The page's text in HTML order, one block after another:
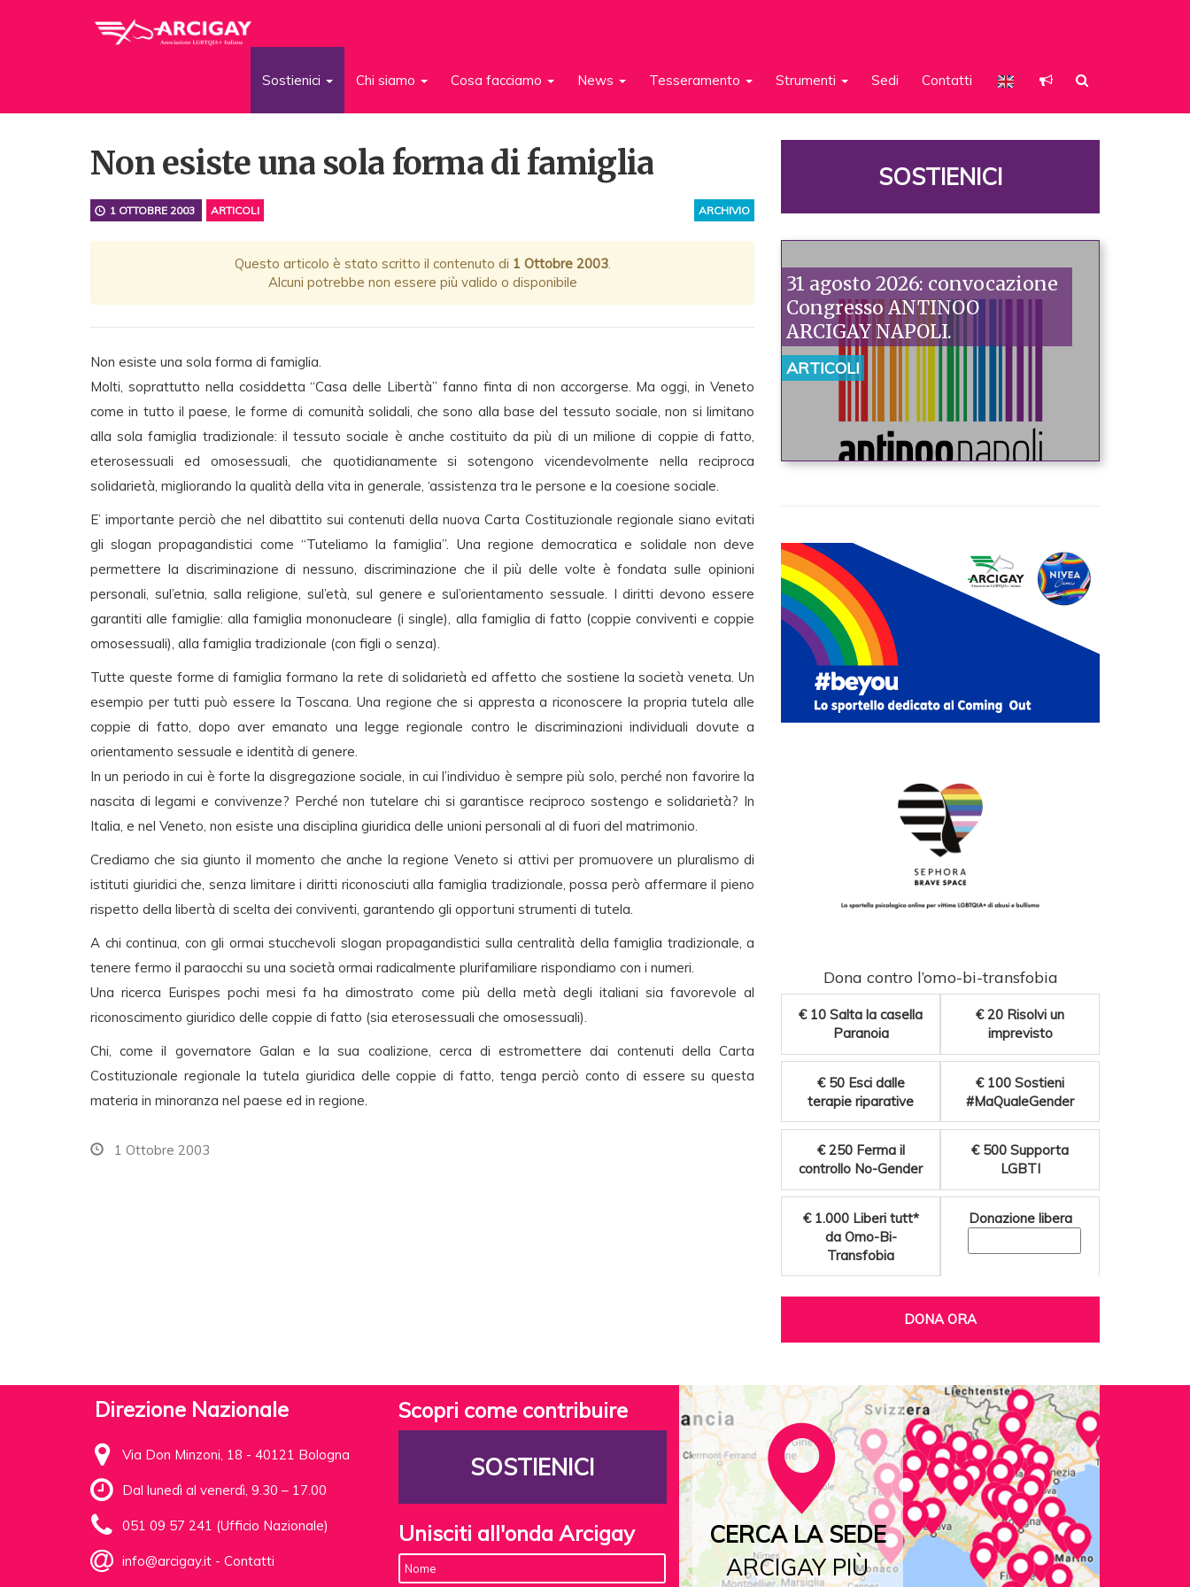
Sostienici Chi siamo Cosa facciamo News Tesseramento Strumenti Sedi Contatti
Non esiste una sola forma di famiglia
ARCHIVIO
1 OTTOBRE 2003 ARTICOLI
Questo articolo è stato scritto il contenuto di 1 Ottobre 2003.
Alcuni potrebbe non essere più valido o disponibile
Non esiste una sola forma di famiglia.
Molti, soprattutto nella cosiddetta “Casa delle Libertà” fanno finta di non accorgerse. Ma oggi, in Veneto
come in tutto il paese, le forme di comunità solidali, che sono alla base del tessuto sociale, non si limitano
alla sola famiglia tradizionale: il tessuto sociale è anche costituito da più di un milione di coppie di fatto,
eterosessuali ed omosessuali, che quotidianamente si sotengono vicendevolmente nella reciproca
solidarietà, migliorando la qualità della vita in generale, ‘assistenza tra le persone e la coesione sociale.
E’ importante perciò che nel dibattito sui contenuti della nuova Carta Costituzionale regionale siano evitati
gli slogan propagandistici come “Tuteliamo la famiglia”. Una regione democratica e solidale non deve
permettere la discriminazione di nessuno, discriminazione che il più delle volte è fondata sulle opinioni
personali, sul’etnia, salla religione, sul’età, sul genere e sul’orientamento sessuale. I diritti devono essere
garantiti alle famiglie: alla famiglia mononucleare (i single), alla famiglia di fatto (coppie conviventi e coppie
omosessuali), alla famiglia tradizionale (con figli o senza).
Tutte queste forme di famiglia formano la rete di solidarietà ed affetto che sostiene la società veneta. Un
esempio per tutti può essere la Toscana. Una regione che si appresta a riconoscere la propria tutela alle
coppie di fatto, dopo aver emanato una legge regionale contro le discriminazioni individuali dovute a
orientamento sessuale e identità di genere.
In un periodo in cui è forte la disgregazione sociale, in cui l’individuo è sempre più solo, perché non favorire la
nascita di legami e convivenze? Perché non tutelare chi si garantisce reciproco sostengo e solidarietà? In
Italia, e nel Veneto, non esiste una disciplina giuridica delle unioni personali al di fuori del matrimonio.
Crediamo che sia giunto il momento che anche la regione Veneto si attivi per promuovere un pluralismo di
istituti giuridici che, senza limitare i diritti riconosciuti alla famiglia tradizionale, possa però affermare il pieno
rispetto della libertà di scelta dei conviventi, garantendo gli opportuni strumenti di tutela.
A chi continua, con gli ormai stucchevoli slogan propagandistici sulla centralità della famiglia tradizionale, a
tenere fermo il paraocchi su una società ormai radicalmente plurifamiliare rispondiamo con i numeri.
Una ricerca Eurispes pochi mesi fa ha dimostrato come più della metà degli italiani sia favorevole al
riconoscimento giuridico delle coppie di fatto (sia eterosessuali che omosessuali).
Chi, come il governatore Galan e la sua coalizione, cerca di estromettere dai contenuti della Carta
Costituzionale regionale la tutela giuridica delle coppie di fatto, tenga perciò conto di essere su questa
materia in minoranza nel paese ed in regione.
1 Ottobre 2003
SOSTIENICI
31 agosto 2026: convocazione
Congresso ANTINOO
ARCIGAY NAPOLI.
ARTICOLI
Dona contro l’omo-bi-transfobia
€ 10 Salta la casella
Paranoia
€ 20 Risolvi un
imprevisto
€ 50 Esci dalle
terapie riparative
€ 100 Sostieni
#MaQualeGender
€ 250 Ferma il
controllo No-Gender
€ 500 Supporta
LGBTI
€ 1.000 Liberi tutt*
da Omo-Bi-
Transfobia
Donazione libera
DONA ORA
Direzione Nazionale
Via Don Minzoni, 18 - 40121 Bologna
Dal lunedì al venerdì, 9.30 – 17.00
051 09 57 241 (Ufficio Nazionale)
info@arcigay.it - Contatti
Scopri come contribuire
SOSTIENICI
Unisciti all'onda Arcigay
CERCA LA SEDE
ARCIGAY PIÙ